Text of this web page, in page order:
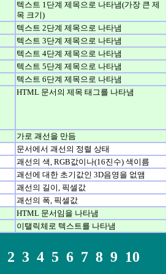
텍스트 1단계 제목으로 나타냄(가장 큰 제
목 크기)
텍스트 2단계 제목으로 나타냄
텍스트 3단계 제목으로 나타냄
텍스트 4단계 제목으로 나타냄
텍스트 5단계 제목으로 나타냄
텍스트 6단계 제목으로 나타냄
HTML 문서의 제목 태그를 나타냄
가로 괘선을 만듬
문서에서 괘선의 정렬 상태
괘선의 색, RGB값이나(16진수) 색이름
괘선에 대한 초기값인 3D음영을 없앰
괘선의 길이, 픽셀값
괘선의 폭, 픽셀값
HTML 문서임을 나타냄
이탤릭체로 텍스트를 나타냄
2 3 4 5 6 7 8 9 10